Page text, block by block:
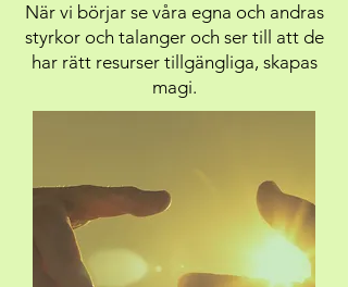
När vi börjar se våra egna och andras
styrkor och talanger och ser till att de
har rätt resurser tillgängliga, skapas
magi.